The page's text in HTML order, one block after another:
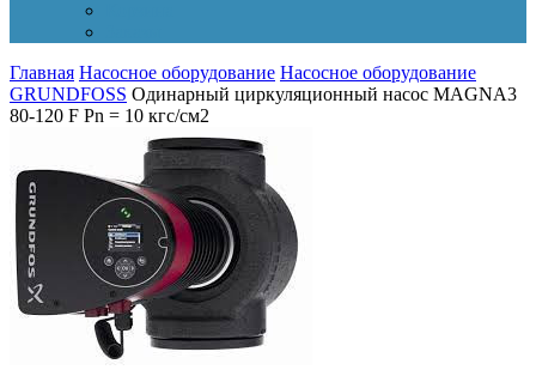
Главная Насосное оборудование Насосное оборудование
GRUNDFOSS Одинарный циркуляционный насос MAGNA3
80-120 F Pn = 10 кгс/см2